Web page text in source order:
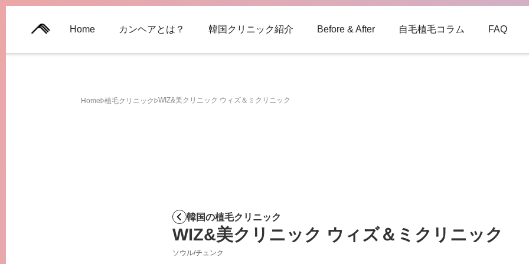
Home カンヘアとは？ 韓国クリニック紹介 Before & After 自毛植毛コラム FAQ
Home 植毛クリニック WIZ&美クリニック ウィズ＆ミクリニック
韓国の植毛クリニック
WIZ&美クリニック ウィズ＆ミクリニック
ソウル/チュンク